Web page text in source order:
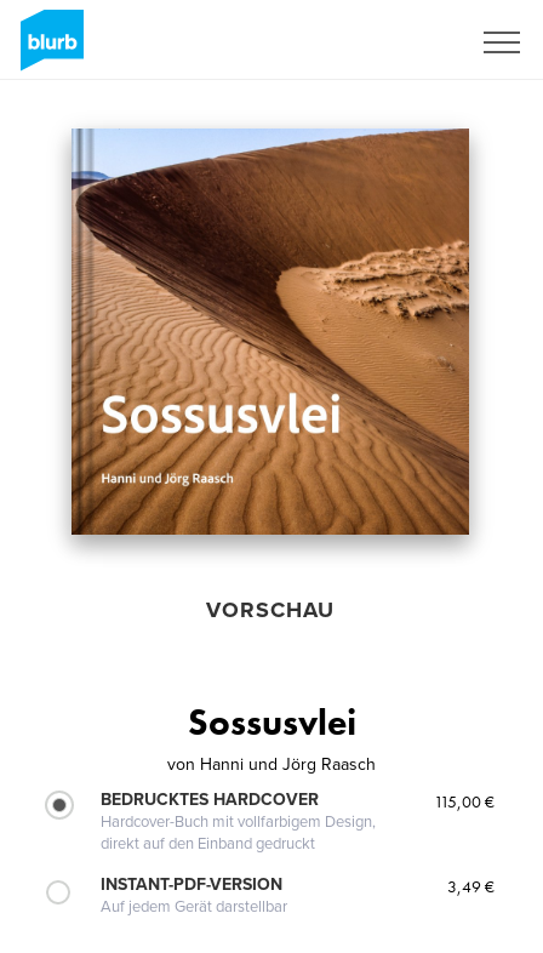
VORSCHAU
Sossusvlei
von Hanni und Jörg Raasch
BEDRUCKTES HARDCOVER
Hardcover-Buch mit vollfarbigem Design,
direkt auf den Einband gedruckt
115,00 €
INSTANT-PDF-VERSION
Auf jedem Gerät darstellbar
3,49 €